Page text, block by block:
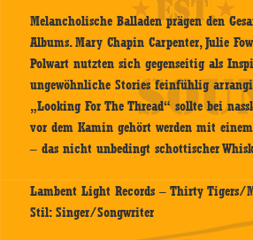
Melancholische Balladen prägen den
Albums. Mary Chapin Carpenter, Julie
Polwart nutzten sich gegenseitig als
ungewöhnliche Stories feinfühlig
„Looking For The Thread“ sollte bei
vor dem Kamin gehört werden mit einem
– das nicht unbedingt schottischer
Lambent Light Records – Thirty Tigers/
Stil: Singer/Songwriter